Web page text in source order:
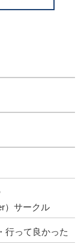
）サークル
行って良かった